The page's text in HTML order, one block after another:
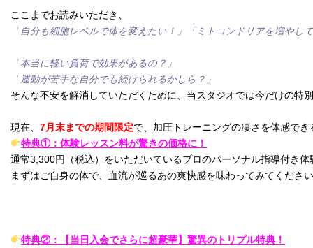
「自分も細胞レベルで体を変えたい！」
「ミトコンドリアを増やし
「本当に軽い負荷で効果があるの？」
「運動が苦手な自分でも続けられるかしら？」
そんな不安を解消していただくために、当スタジオでは今だけの特
現在、 7月末までの期間限定で、加圧トレーニングの凄さを体感で
特典①：体験レッスン料が驚きの価格に！
通常3,300円（税込）をいただいているプロのパーソナル指導付き
まずはご自身の体で、血流が巡るあの爽快感を味わってみてくださ
特典②：【当日入会でさらに超豪華】驚異のトリプル特典！